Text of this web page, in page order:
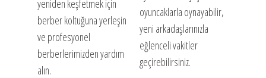
yeniden keşfetmek için
berber koltuğuna yerleşin
ve profesyonel
berberlerimizden yardım
alın.
oyuncaklarla oynayabilir,
yeni arkadaşlarınızla
eğlenceli vakitler
geçirebilirsiniz.